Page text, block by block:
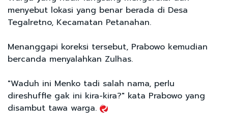
menyebut lokasi yang benar berada di Desa
Tegalretno, Kecamatan Petanahan.
Menanggapi koreksi tersebut, Prabowo kemudian
bercanda menyalahkan Zulhas.
"Waduh ini Menko tadi salah nama, perlu
direshuffle gak ini kira-kira?" kata Prabowo yang
disambut tawa warga.